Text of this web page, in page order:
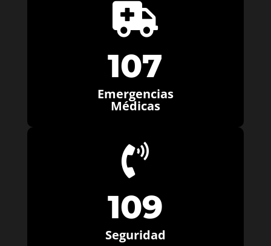

107
Emergencias
Médicas

109
Seguridad